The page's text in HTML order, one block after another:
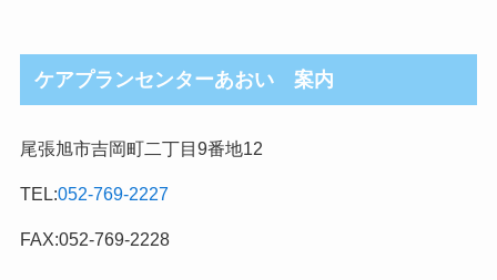
ケアプランセンターあおい 案内
尾張旭市吉岡町二丁目9番地12
TEL:052-769-2227
FAX:052-769-2228